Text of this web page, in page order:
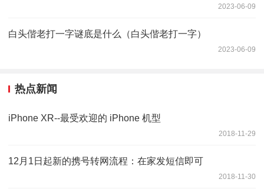
2023-06-09
白头偕老打一字谜底是什么（白头偕老打一字）
2023-06-09
热点新闻
iPhone XR--最受欢迎的 iPhone 机型
2018-11-29
12月1日起新的携号转网流程：在家发短信即可
2018-11-30